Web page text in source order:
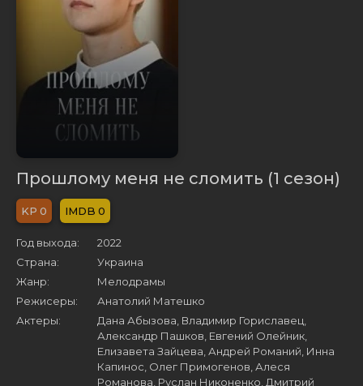
Прошлому меня не сломить (1 сезон)
0 0
Год выхода:
2022
Страна:
Украина
Жанр:
Мелодрамы
Режисеры:
Анатолий Матешко
Актеры:
Дана Абызова, Владимир Гориславец,
Александр Пашков, Евгений Олейник,
Елизавета Зайцева, Андрей Романий, Инна
Капинос, Олег Примогенов, Алеся
Романова, Руслан Никоненко, Дмитрий